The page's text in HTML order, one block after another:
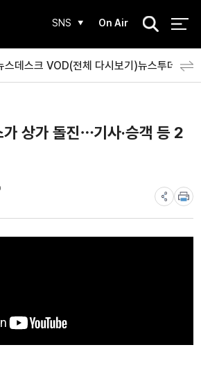
SNS On Air
검
스데스크 VOD(전체 다시보기)뉴스투데이
상가 돌진⋯기사·승객 등 2